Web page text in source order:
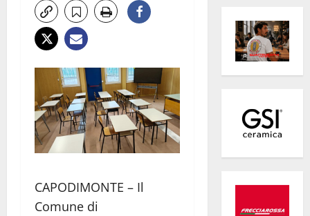
CAPODIMONTE – Il
Comune di